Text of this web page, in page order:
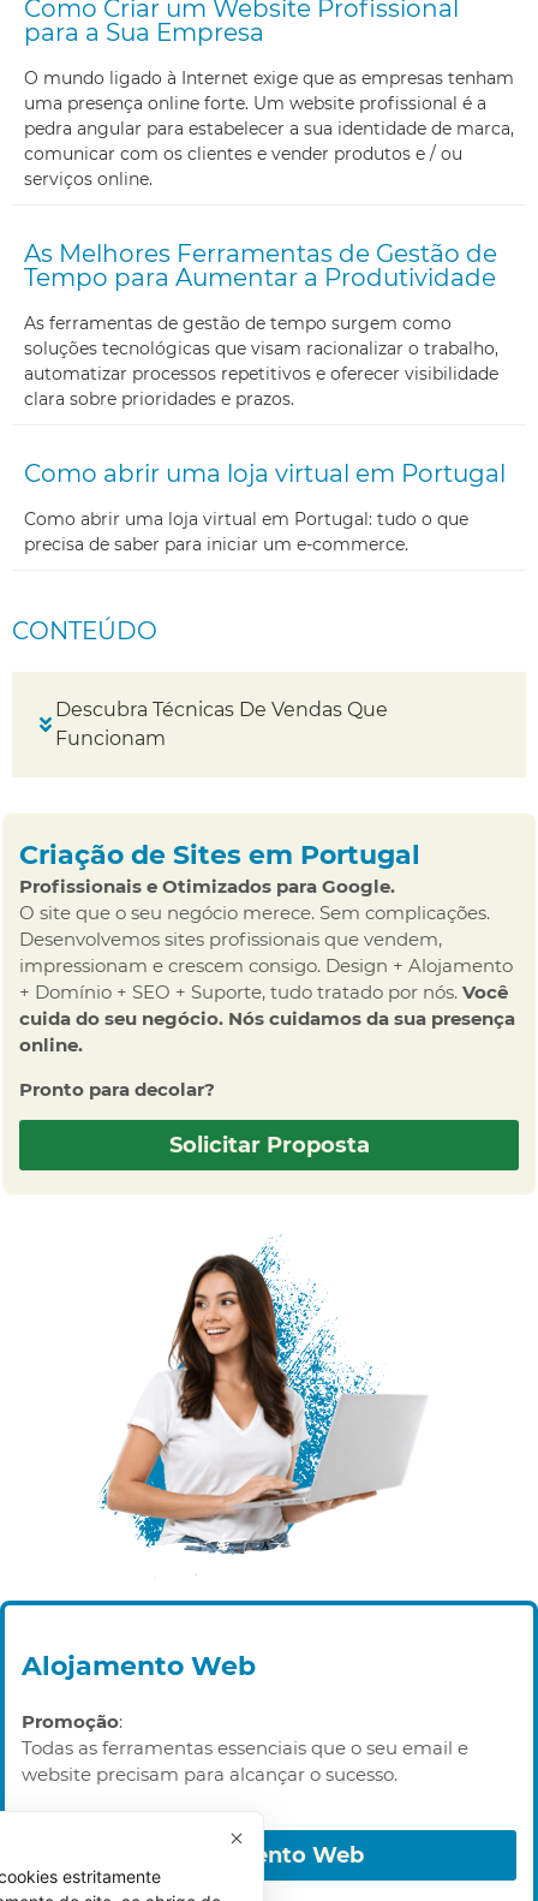
Como Criar um Website Profissional
para a Sua Empresa
O mundo ligado à Internet exige que as empresas tenham
uma presença online forte. Um website profissional é a
pedra angular para estabelecer a sua identidade de marca,
comunicar com os clientes e vender produtos e / ou
serviços online.
As Melhores Ferramentas de Gestão de
Tempo para Aumentar a Produtividade
As ferramentas de gestão de tempo surgem como
soluções tecnológicas que visam racionalizar o trabalho,
automatizar processos repetitivos e oferecer visibilidade
clara sobre prioridades e prazos.
Como abrir uma loja virtual em Portugal
Como abrir uma loja virtual em Portugal: tudo o que
precisa de saber para iniciar um e-commerce.
CONTEÚDO
Descubra Técnicas De Vendas Que
Funcionam
Criação de Sites em Portugal
Profissionais e Otimizados para Google.
O site que o seu negócio merece. Sem complicações.
Desenvolvemos sites profissionais que vendem,
impressionam e crescem consigo. Design + Alojamento
+ Domínio + SEO + Suporte, tudo tratado por nós. Você
cuida do seu negócio. Nós cuidamos da sua presença
online.
Pronto para decolar?
Solicitar Proposta
Alojamento Web
Promoção:
Todas as ferramentas essenciais que o seu email e
website precisam para alcançar o sucesso.
Alojamento Web
estritamente